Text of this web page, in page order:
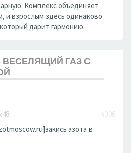
Комплекс объединяет
и взрослым здесь одинаково
дарит гармонию.
ВЕСЕЛЯЩИЙ ГАЗ С
#306
азота в